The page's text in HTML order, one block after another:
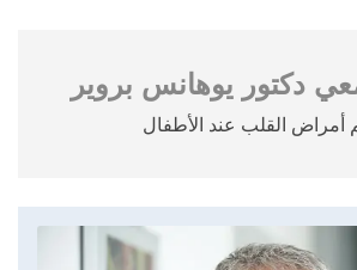
دكتور يوهانس بروير
أمراض القلب عند الأطفال